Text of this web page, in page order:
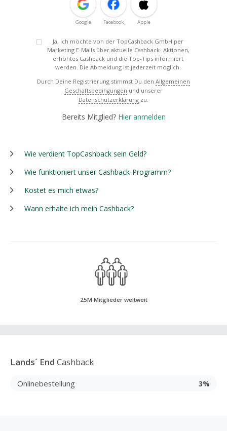
Google Facebook Apple
Ja, ich möchte von der TopCashback GmbH per
Marketing E-Mails über aktuelle Cashback- Aktionen,
erhöhtes Cashback und die Top-Tips informiert
werden. Die Abmeldung ist jederzeit möglich.
Durch Deine Registrierung stimmst Du den Allgemeinen
Geschäftsbedingungen und unserer
Datenschutzerklärung zu.
Bereits Mitglied? Hier anmelden
Wie verdient TopCashback sein Geld?
Wie funktioniert unser Cashback-Programm?
Kostet es mich etwas?
Wann erhalte ich mein Cashback?
25M Mitglieder weltweit
Lands´ End Cashback
Onlinebestellung 3%